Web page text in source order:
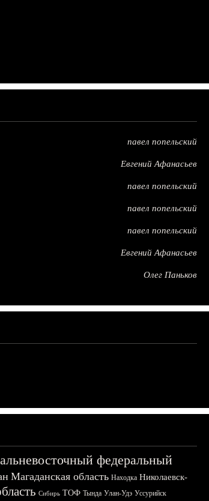
павел попельский
Евгений Афанасьев
павел попельский
павел попельский
павел попельский
Евгений Афанасьев
Олег Паньков
федеральный
Магаданская область Находка Николаевск-
Сибирь ТОФ Тында Улан-Удэ Уссурийск